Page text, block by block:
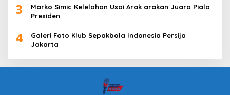
3
Marko Simic Kelelahan Usai Arak arakan Juara Piala
Presiden
4
Galeri Foto Klub Sepakbola Indonesia Persija
Jakarta